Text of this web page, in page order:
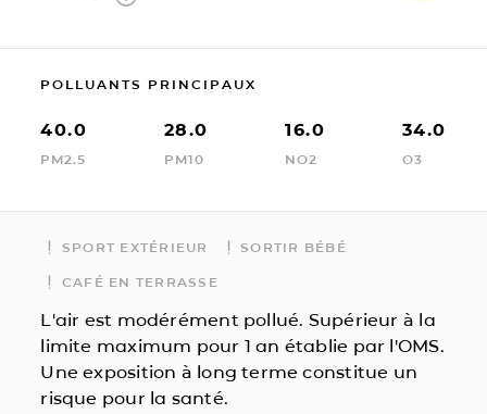
POLLUANTS PRINCIPAUX
40.0
PM2.5
28.0
PM10
16.0
NO2
34.0
O3
SPORT EXTÉRIEUR SORTIR BÉBÉ
CAFÉ EN TERRASSE
L'air est modérément pollué. Supérieur à la
limite maximum pour 1 an établie par l'OMS.
Une exposition à long terme constitue un
risque pour la santé.